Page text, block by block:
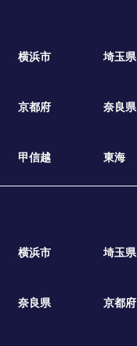
横浜市 埼玉県
京都府 奈良県
甲信越 東海
横浜市 埼玉県
奈良県 京都府